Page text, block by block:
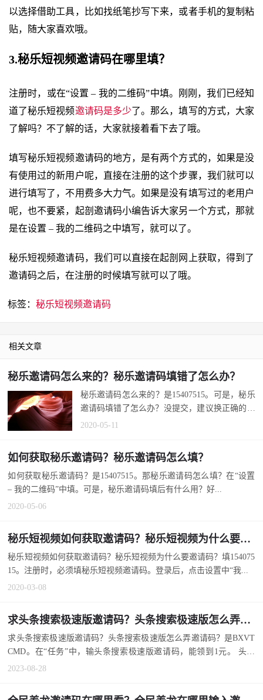
以选择借助工具，比如找纸笔抄写下来，或者手机的复制粘
贴，随大家喜欢哦。
3.秘乐短视频邀请码在哪里填？
注册时，或在“设置 – 我的二维码”中填。刚刚，我们已经知
道了秘乐短视频邀请码是多少了。那么，填写的方式，大家
了解吗？不了解的话，大家就接着看下去了哦。
填写秘乐短视频邀请码的地方，是有两个方式的，如果是没
有使用过的新用户呢，直接在注册的这个步骤，我们就可以
进行填写了，不用费多大力气。如果是没有填写过的老用户
呢，也不要紧，起剖邀请码小编告诉大家另一个方式，那就
是在设置 – 我的二维码之中填写，就可以了。
秘乐短视频邀请码，我们可以直接在起剖网上获取，得到了
邀请码之后，在注册的时候填写就可以了哦。
标签：秘乐短视频邀请码
相关文章
秘乐邀请码怎么来的？秘乐邀请码填错了怎么办？
秘乐邀请码怎么来的？是15407515。可是，秘乐
邀请码填错了怎么办？没提交，建议换正确的。
提交了的秘乐邀请码能改吗？无法更...
2020-05-11
如何获取秘乐邀请码？秘乐邀请码怎么填？
如何获取秘乐邀请码？是15407515。那秘乐邀请码怎么填？在“设置
– 我的二维码”中填。可是，秘乐邀请码填后有什么用？好...
2020-05-06
秘乐短视频如何获取邀请码？秘乐短视频为什么要邀请码？
秘乐短视频如何获取邀请码？秘乐短视频为什么要邀请码？填154075
15。注册时，必须填秘乐短视频邀请码。登录后，点击设置中“我...
2020-03-08
求头条搜索极速版邀请码？头条搜索极速版怎么弄邀请码？
求头条搜索极速版邀请码？头条搜索极速版怎么弄邀请码？是BXVT
CMD。在“任务”中，输头条搜索极速版邀请码，能领到1元。 头条
搜...
2023-08-28